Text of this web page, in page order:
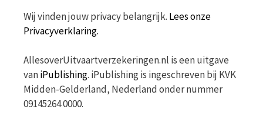
Wij vinden jouw privacy belangrijk. Lees onze
Privacyverklaring.
AllesoverUitvaartverzekeringen.nl is een uitgave
vaniPublishing. iPublishing is ingeschreven bij KVK
Midden-Gelderland, Nederland onder nummer
09145264 0000.